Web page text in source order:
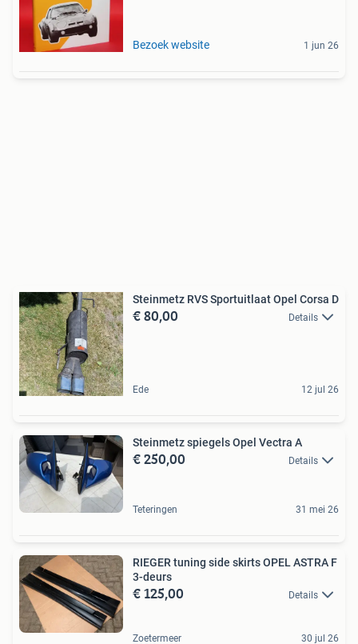
Bezoek website 1 jun 26
Steinmetz RVS Sportuitlaat Opel Corsa D
€ 80,00 Details
Ede 12 jul 26
Steinmetz spiegels Opel Vectra A
€ 250,00 Details
Teteringen 31 mei 26
RIEGER tuning side skirts OPEL ASTRA F
3-deurs
€ 125,00 Details
Zoetermeer 30 jul 26